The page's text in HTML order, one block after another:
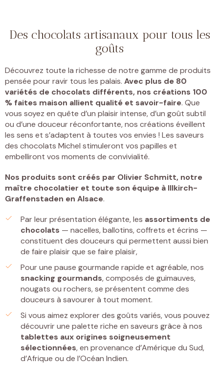
Des chocolats artisanaux pour tous les
goûts
Découvrez toute la richesse de notre gamme de produits
pensée pour ravir tous les palais. Avec plus de 80
variétés de chocolats différents, nos créations 100
% faites maison allient qualité et savoir-faire. Que
vous soyez en quête d’un plaisir intense, d’un goût subtil
ou d’une douceur réconfortante, nos créations éveillent
les sens et s’adaptent à toutes vos envies ! Les saveurs
des chocolats Michel stimuleront vos papilles et
embelliront vos moments de convivialité.
Nos produits sont créés par Olivier Schmitt, notre
maître chocolatier et toute son équipe à Illkirch-
Graffenstaden en Alsace.
Par leur présentation élégante, les assortiments de
chocolats — nacelles, ballotins, coffrets et écrins —
constituent des douceurs qui permettent aussi bien
de faire plaisir que se faire plaisir,
Pour une pause gourmande rapide et agréable, nos
snacking gourmands, composés de guimauves,
nougats ou rochers, se présentent comme des
douceurs à savourer à tout moment.
Si vous aimez explorer des goûts variés, vous pouvez
découvrir une palette riche en saveurs grâce à nos
tablettes aux origines soigneusement
sélectionnées, en provenance d’Amérique du Sud,
d’Afrique ou de l’Océan Indien.